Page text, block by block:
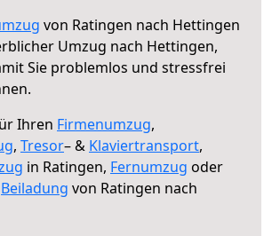
von Ratingen nach Hettingen
Umzug nach Hettingen,
Sie problemlos und stressfrei
Ihren Firmenumzug,
, Tresor– & Klaviertransport,
in Ratingen, Fernumzug oder
Beiladung von Ratingen nach